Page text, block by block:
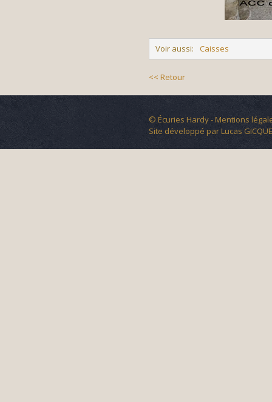
Voir aussi: Caisses
<< Retour
© Écuries Hardy - Mentions
Site développé parLucas